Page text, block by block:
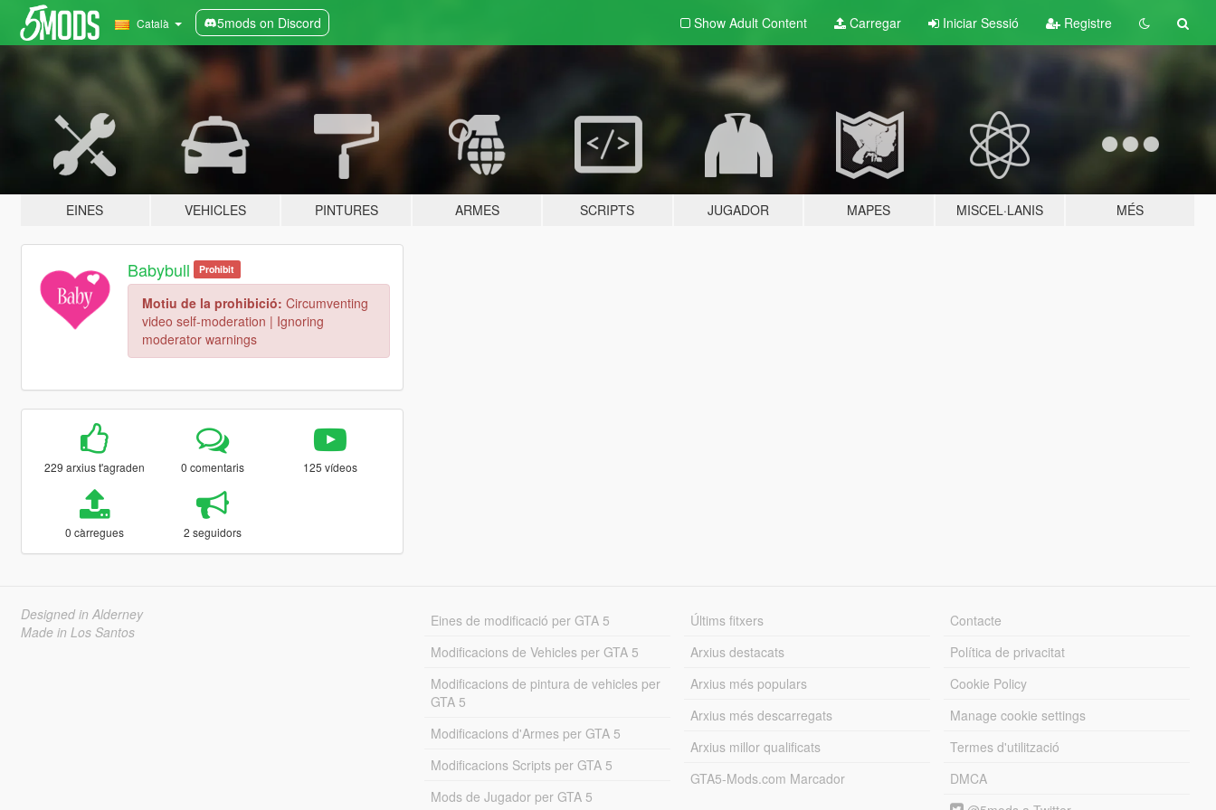
Català 5mods on Discord Show Adult Content Carregar Iniciar Sessió Registre
EINES VEHICLES PINTURES ARMES SCRIPTS JUGADOR MAPES MISCEL·LANIS MÉS
Babybull Prohibit
Motiu de la prohibició: Circumventing
video self-moderation | Ignoring
moderator warnings
229 arxius t'agraden 0 comentaris 125 vídeos
0 càrregues 2 seguidors
Designed in Alderney
Made in Los Santos
Eines de modificació per GTA 5
Modificacions de Vehicles per GTA 5
Modificacions de pintura de vehicles per
GTA 5
Modificacions d'Armes per GTA 5
Modificacions Scripts per GTA 5
Mods de Jugador per GTA 5
Últims fitxers
Arxius destacats
Arxius més populars
Arxius més descarregats
Arxius millor qualificats
GTA5-Mods.com Marcador
Contacte
Política de privacitat
Cookie Policy
Manage cookie settings
Termes d'utilització
DMCA